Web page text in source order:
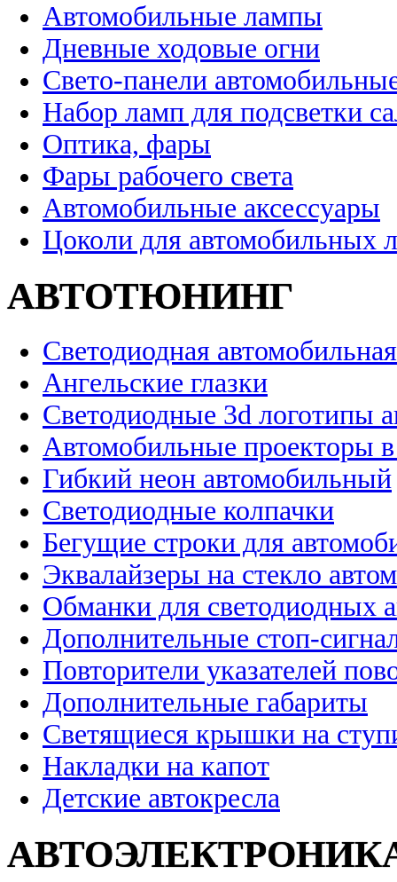
Автомобильные лампы
Дневные ходовые огни
Свето-панели
Набор ламп для подсветки
Оптика, фары
Фары рабочего света
Автомобильные аксессуары
Цоколи для автомобильных
АВТОТЮНИНГ
Светодиодная
Ангельские глазки
Светодиодные 3d логотипы
Автомобильные проекторы
Гибкий неон автомобильный
Светодиодные колпачки
Бегущие строки для
Эквалайзеры на стекло
Обманки для светодиодных
Дополнительные стоп-
Повторители указателей
Дополнительные габариты
Светящиеся крышки на
Накладки на капот
Детские автокресла